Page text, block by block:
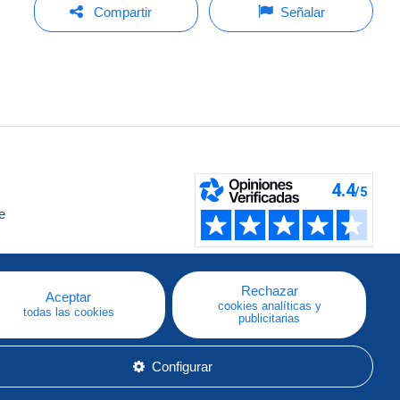
Compartir Señalar
Aceptar
todas las cookies
Rechazar
cookies analíticas y
publicitarias
Configurar